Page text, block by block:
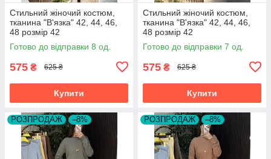
Стильний жіночий костюм,
тканина "В'язка" 42, 44, 46,
48 розмір 42
Готово до відправки 8 од.
575 ₴ 625 ₴
Купити
Стильний жіночий костюм,
тканина "В'язка" 42, 44, 46,
48 розмір 42
Готово до відправки 7 од.
575 ₴ 625 ₴
Купити
РОЗПРОДАЖ –8% РОЗПРОДАЖ –8%